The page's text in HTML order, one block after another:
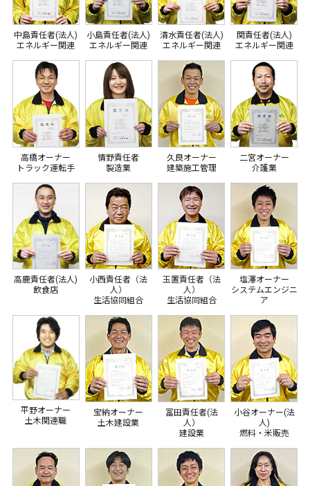
中島責任者(法人)
エネルギー関連
小島責任者(法人)
エネルギー関連
清水責任者(法人)
エネルギー関連
関責任者(法人)
エネルギー関連
高橋オーナー
トラック運転手
情野責任者
製造業
久良オーナー
建築施工管理
二宮オーナー
介護業
高鹿責任者(法人)
飲食店
小西責任者（法
人）
生活協同組合
玉置責任者（法
人）
生活協同組合
塩澤オーナー
システムエンジニ
ア
平野オーナー
土木関連職
宝納オーナー
土木建設業
冨田責任者(法
人）
建設業
小谷オーナー(法
人)
燃料・米販売